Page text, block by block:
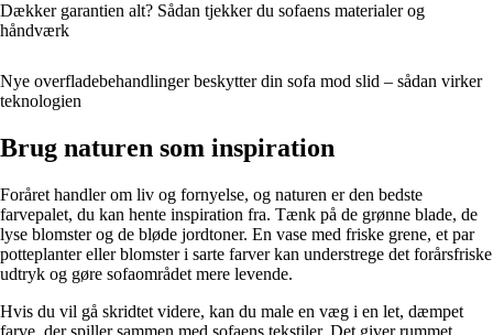
Dækker garantien alt? Sådan tjekker du sofaens materialer og
håndværk
Nye overfladebehandlinger beskytter din sofa mod slid – sådan virker
teknologien
Brug naturen som inspiration
Foråret handler om liv og fornyelse, og naturen er den bedste
farvepalet, du kan hente inspiration fra. Tænk på de grønne blade, de
lyse blomster og de bløde jordtoner. En vase med friske grene, et par
potteplanter eller blomster i sarte farver kan understrege det forårsfriske
udtryk og gøre sofaområdet mere levende.
Hvis du vil gå skridtet videre, kan du male en væg i en let, dæmpet
farve, der spiller sammen med sofaens tekstiler. Det giver rummet